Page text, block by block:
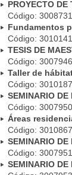
PROYECTO DE
Código:
Fundamentos
Código:
TESIS DE
Código:
Taller de
Código:
SEMINARIO DE
Código:
Áreas
Código:
SEMINARIO DE
Código:
SEMINARIO DE